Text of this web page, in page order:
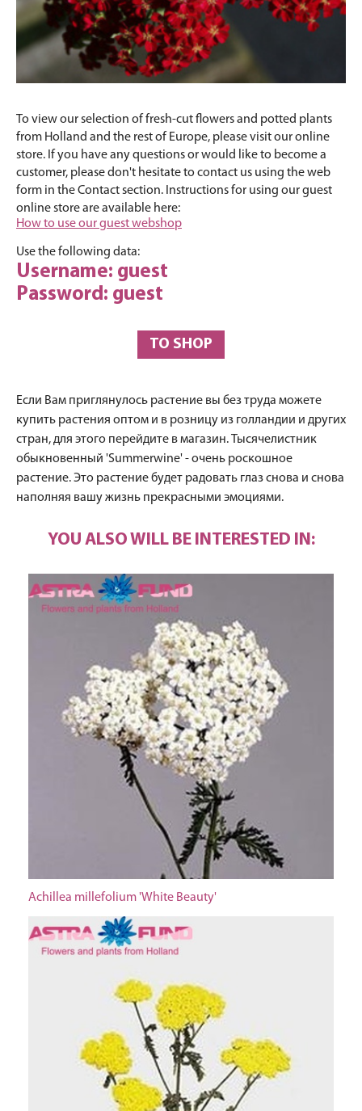
To view our selection of fresh-cut flowers and potted plants
from Holland and the rest of Europe, please visit our online
store. If you have any questions or would like to become a
customer, please don't hesitate to contact us using the web
form in the Contact section. Instructions for using our guest
online store are available here:
How to use our guest webshop
Use the following data:
Username: guest
Password: guest
TO SHOP
Если Вам приглянулось растение вы без труда можете
купить растения оптом и в розницу из голландии и других
стран, для этого перейдите в магазин. Тысячелистник
обыкновенный 'Summerwine' - очень роскошное
растение. Это растение будет радовать глаз снова и снова
наполняя вашу жизнь прекрасными эмоциями.
YOU ALSO WILL BE INTERESTED IN:
Achillea millefolium 'White Beauty'